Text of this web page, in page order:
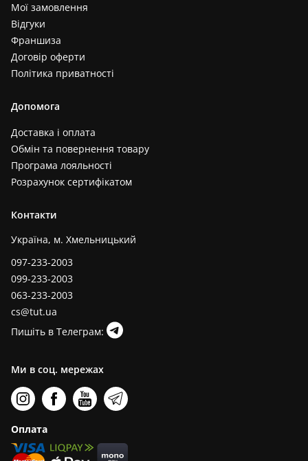
Мої замовлення
Відгуки
Франшиза
Договір оферти
Політика приватності
Допомога
Доставка і оплата
Обмін та повернення товару
Програма лояльності
Розрахунок сертифікатом
Контакти
Україна, м. Хмельницький
097-233-2003
099-233-2003
063-233-2003
cs@tut.ua
Пишіть в Телеграм:
Ми в соц. мережах
Оплата